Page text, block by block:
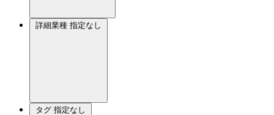
詳細業種 指定なし
タグ 指定なし